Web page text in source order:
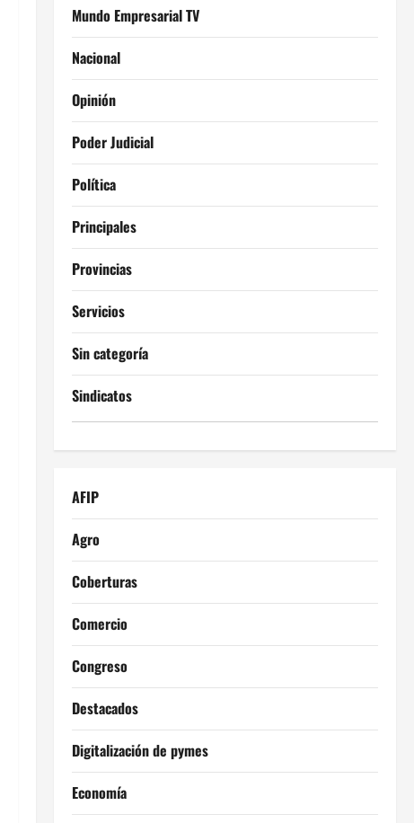
Mundo Empresarial TV
Nacional
Opinión
Poder Judicial
Política
Principales
Provincias
Servicios
Sin categoría
Sindicatos
AFIP
Agro
Coberturas
Comercio
Congreso
Destacados
Digitalización de pymes
Economía